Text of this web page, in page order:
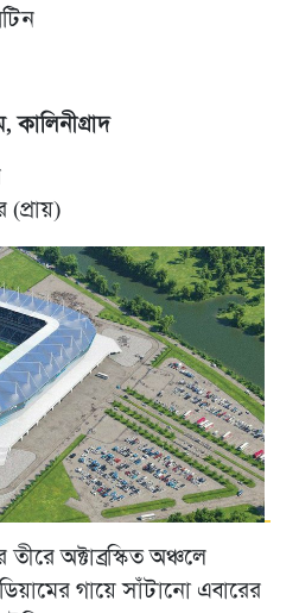
কালিনীগ্রাদ
(প্রায়)
তীরে অক্টাব্রস্কিত অঞ্চলে
গায়ে সাঁটানো এবারের